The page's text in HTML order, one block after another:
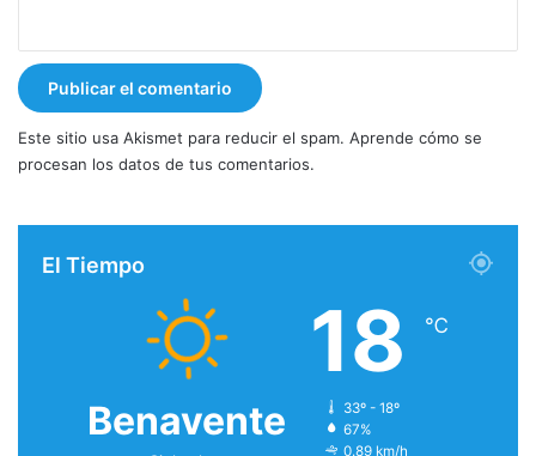
Este sitio usa Akismet para reducir el spam. Aprende cómo se
procesan los datos de tus comentarios.
El Tiempo
Benavente
18 ℃
33º - 18º
67%
0.89 km/h